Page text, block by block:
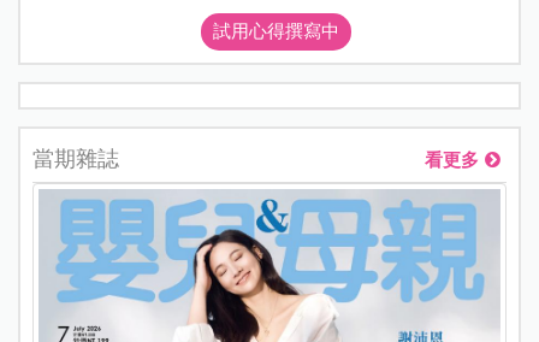
試用心得撰寫中
當期雜誌 看更多